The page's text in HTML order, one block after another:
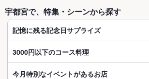
宇都宮で、特集・シーンから探す
記憶に残る記念日サプライズ
3000円以下のコース料理
今月特別なイベントがあるお店